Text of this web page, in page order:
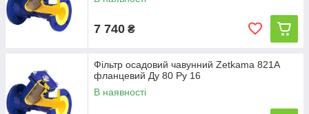
7 740 ₴
Фільтр осадовий чавунний Zetkama 821A
фланцевий Ду 80 Ру 16
В наявності